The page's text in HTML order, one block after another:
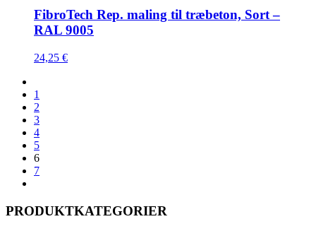
FibroTech Rep. maling til træbeton, Sort –
RAL 9005
24,25 €
1
2
3
4
5
6
7
PRODUKTKATEGORIER